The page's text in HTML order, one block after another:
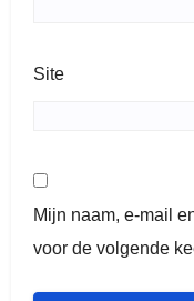
Site
Mijn naam, e-mail
voor de volgende